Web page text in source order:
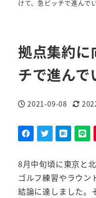
けて、急ピッチで進んで
拠点集約に
チで進んで
投稿日
2021-09-08
更新日
8月中旬頃に東京と
ゴルフ練習やラウン
結論に達しました。